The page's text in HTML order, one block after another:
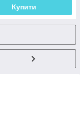
Купити